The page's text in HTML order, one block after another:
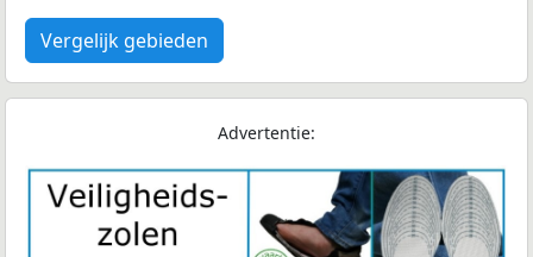
Vergelijk gebieden
Advertentie: